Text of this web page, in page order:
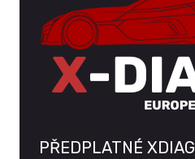
PŘEDPLATNÉ XDIAG